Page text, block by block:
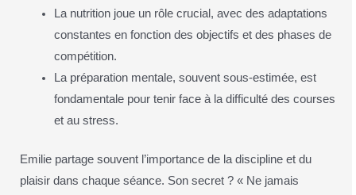
La nutrition joue un rôle crucial, avec des adaptations
constantes en fonction des objectifs et des phases de
compétition.
La préparation mentale, souvent sous-estimée, est
fondamentale pour tenir face à la difficulté des courses
et au stress.
Emilie partage souvent l’importance de la discipline et du
plaisir dans chaque séance. Son secret ? « Ne jamais